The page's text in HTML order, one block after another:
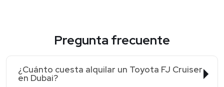
Pregunta frecuente
¿Cuánto cuesta alquilar un Toyota FJ Cruiser
en Dubai?